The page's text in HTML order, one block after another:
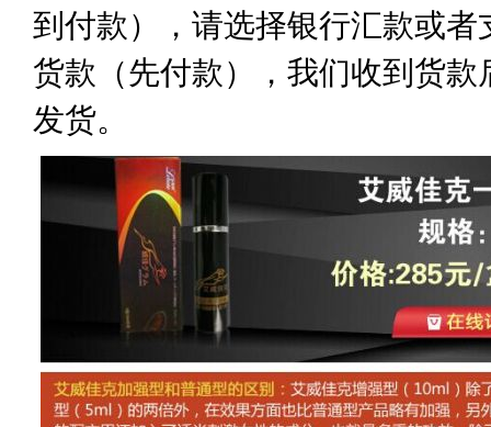
到付款），请选择银行汇款或者
货款（先付款），我们收到货款
发货。